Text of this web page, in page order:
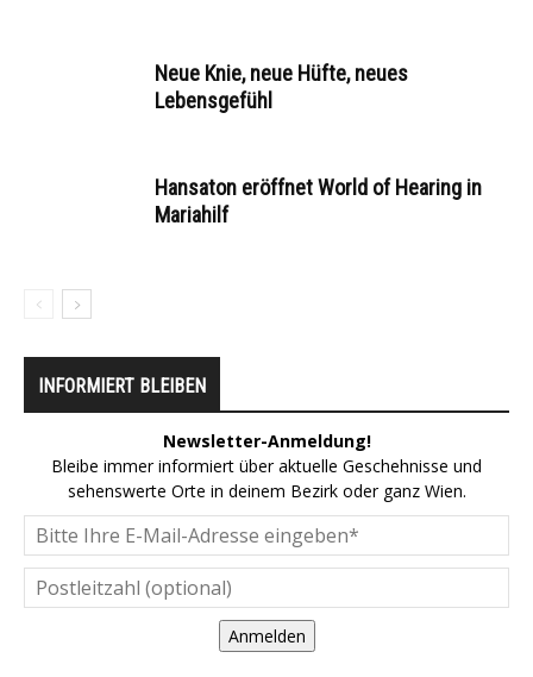
Neue Knie, neue Hüfte, neues
Lebensgefühl
Hansaton eröffnet World of Hearing in
Mariahilf
INFORMIERT BLEIBEN
Newsletter-Anmeldung!
Bleibe immer informiert über aktuelle Geschehnisse und
sehenswerte Orte in deinem Bezirk oder ganz Wien.
Anmelden